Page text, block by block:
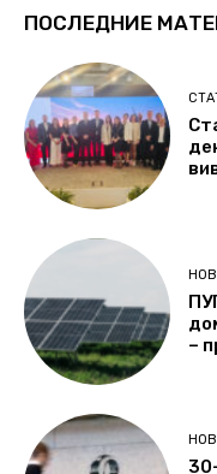
ПОСЛЕДНИЕ
–